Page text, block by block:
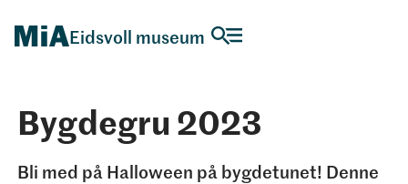
Eidsvoll museum
Bygdegru 2023
Bli med på Halloween på bygdetunet! Denne